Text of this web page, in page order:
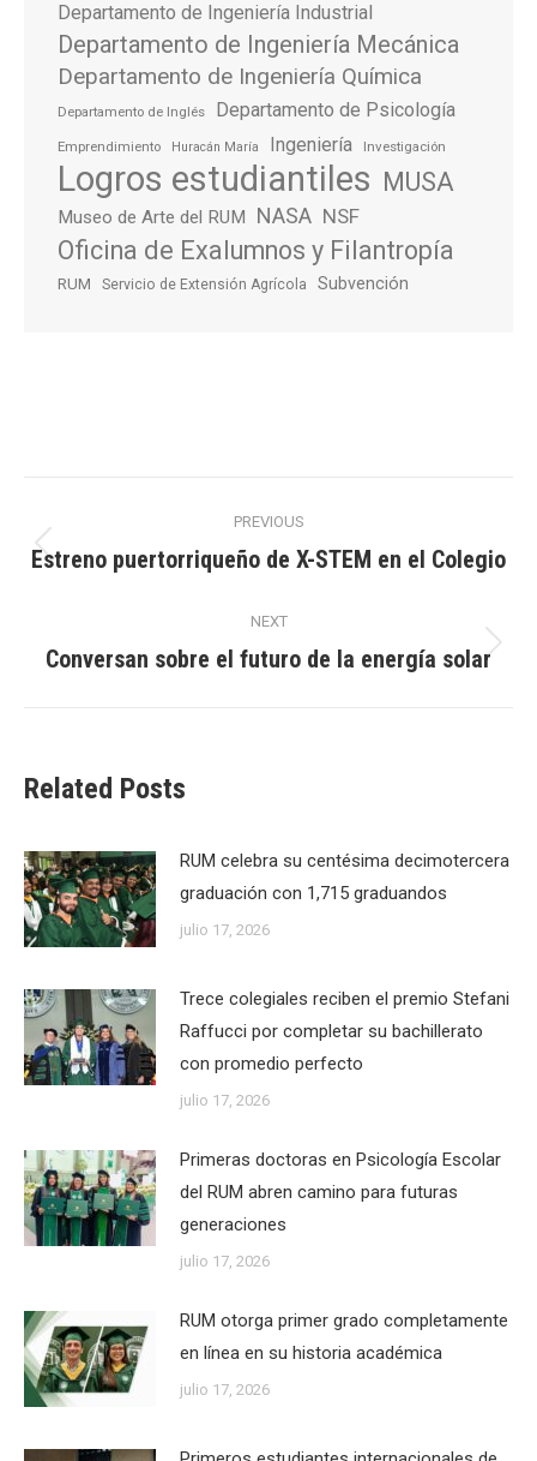
Departamento de Ingeniería Industrial
Departamento de Ingeniería Mecánica
Departamento de Ingeniería Química
Departamento de Inglés Departamento de Psicología
Emprendimiento Huracán María Ingeniería Investigación
Logros estudiantiles MUSA
Museo de Arte del RUM NASA NSF
Oficina de Exalumnos y Filantropía
RUM Servicio de Extensión Agrícola Subvención
navigation
PREVIOUS
Previous
Estreno puertorriqueño de X-STEM en el Colegio
NEXT
Next
Conversan sobre el futuro de la energía solar
Related Posts
RUM celebra su centésima decimotercera
graduación con 1,715 graduandos
julio 17, 2026
Trece colegiales reciben el premio Stefani
Raffucci por completar su bachillerato
con promedio perfecto
julio 17, 2026
Primeras doctoras en Psicología Escolar
del RUM abren camino para futuras
generaciones
julio 17, 2026
RUM otorga primer grado completamente
en línea en su historia académica
julio 17, 2026